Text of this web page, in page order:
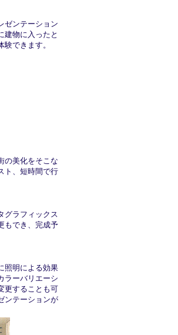
ゼンテーション
建物に入ったと
できます。
の美化をそこな
ト、短時間で行
グラフィックス
もでき、完成予
照明による効果
ラーバリエーシ
更することも可
ンテーションが